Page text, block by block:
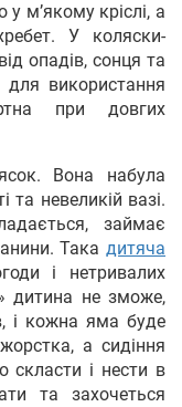
м’якому кріслі, а
У коляски-
опадів, сонця та
для використання
при довгих
Вона набула
та невеликій вазі.
займає
Така дитяча
і нетривалих
дитина не зможе,
і кожна яма буде
а сидіння
скласти і нести в
та захочеться